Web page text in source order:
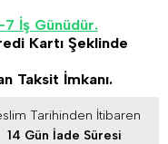
İş Günüdür.
Kartı Şeklinde
Taksit İmkanı.
Tarihinden İtibaren
14 Gün İade Süresi